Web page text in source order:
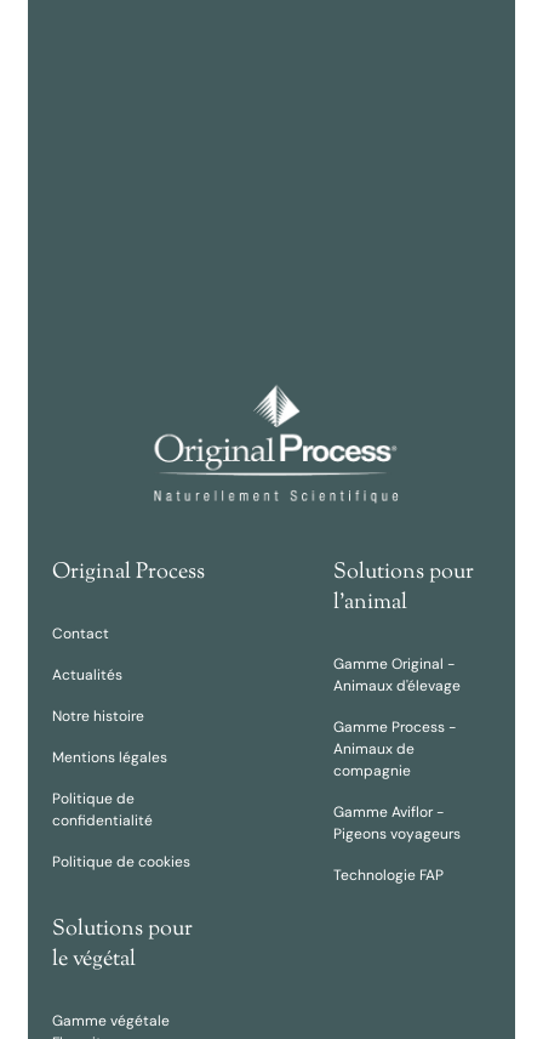
Original Process
Contact
Actualités
Notre histoire
Mentions légales
Politique de
confidentialité
Politique de cookies
Solutions pour
l'animal
Gamme Original -
Animaux d'élevage
Gamme Process -
Animaux de
compagnie
Gamme Aviflor -
Pigeons voyageurs
Technologie FAP
Solutions pour
le végétal
Gamme végétale